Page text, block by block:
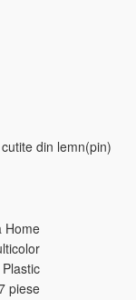
din lemn(pin)
Home
piese